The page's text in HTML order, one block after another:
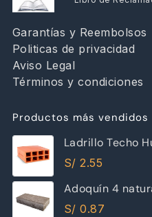
Garantías y Reembolsos
Politicas de privacidad
Aviso Legal
Términos y condiciones
Productos más vendidos
Ladrillo Techo
Piramide
S/ 2.55
Adoquín 4
S/ 0.87